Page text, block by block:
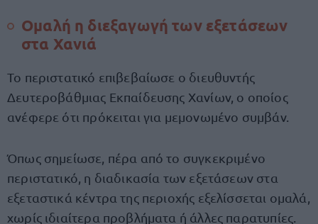
Ομαλή η διεξαγωγή των εξετάσεων
στα Χανιά
Το περιστατικό επιβεβαίωσε ο διευθυντής
Δευτεροβάθμιας Εκπαίδευσης Χανίων, ο οποίος
ανέφερε ότι πρόκειται για μεμονωμένο συμβάν.
Όπως σημείωσε, πέρα από το συγκεκριμένο
περιστατικό, η διαδικασία των εξετάσεων στα
εξεταστικά κέντρα της περιοχής εξελίσσεται ομαλά,
χωρίς ιδιαίτερα προβλήματα ή άλλες παρατυπίες.